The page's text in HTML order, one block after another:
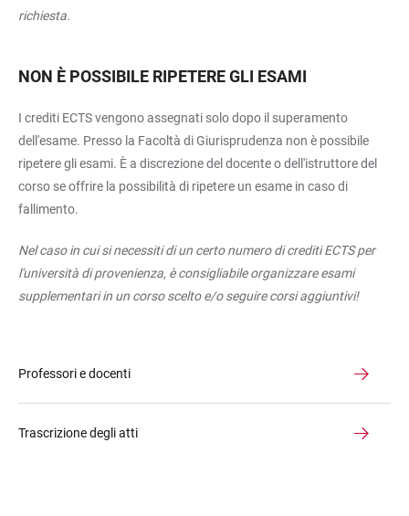
richiesta.
NON È POSSIBILE RIPETERE GLI ESAMI
I crediti ECTS vengono assegnati solo dopo il superamento
dell'esame. Presso la Facoltà di Giurisprudenza non è possibile
ripetere gli esami. È a discrezione del docente o dell'istruttore del
corso se offrire la possibilità di ripetere un esame in caso di
fallimento.
Nel caso in cui si necessiti di un certo numero di crediti ECTS per
l'università di provenienza, è consigliabile organizzare esami
supplementari in un corso scelto e/o seguire corsi aggiuntivi!
Professori e docenti
Trascrizione degli atti